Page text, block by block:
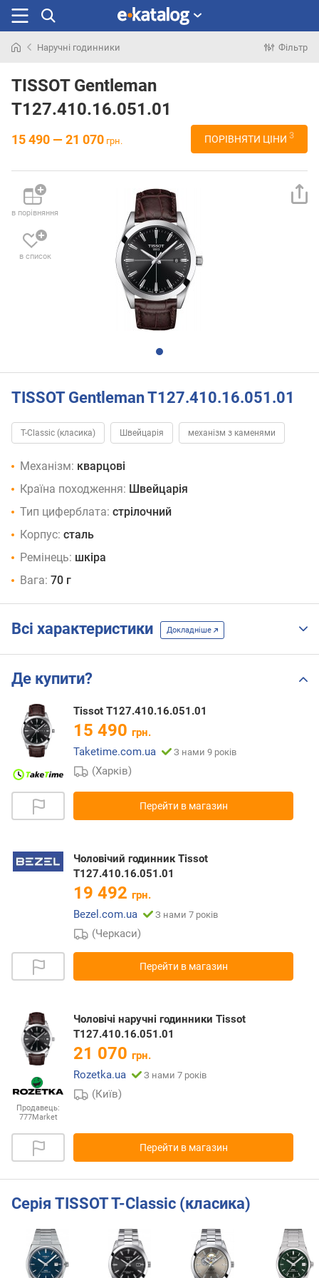
раніше
Наручні годинники Фільтр
TISSOT Gentleman
T127.410.16.051.01
15 490 — 21 070 грн. ПОРІВНЯТИ ЦІНИ 3
в порівняння
в список
TISSOT Gentleman T127.410.16.051.01
T-Classic (класика) Швейцарія механізм з каменями
Механізм: кварцові
Країна походження: Швейцарія
Тип циферблата: стрілочний
Корпус: сталь
Ремінець: шкіра
Вага: 70 г
Всі характеристики Докладніше
Де купити?
Tissot T127.410.16.051.01
15 490 грн.
Taketime.com.ua
З нами 9 років
(Харків)
Перейти в магазин
Чоловічий годинник Tissot
T127.410.16.051.01
19 492 грн.
Bezel.com.ua
З нами 7 років
(Черкаси)
Перейти в магазин
Продавець:
777Market
Чоловічі наручні годинники Tissot
T127.410.16.051.01
21 070 грн.
Rozetka.ua
З нами 7 років
(Київ)
Перейти в магазин
Серія TISSOT T-Classic (класика)